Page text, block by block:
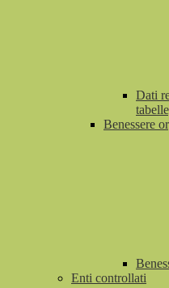
Dati
Benessere
Enti controllati